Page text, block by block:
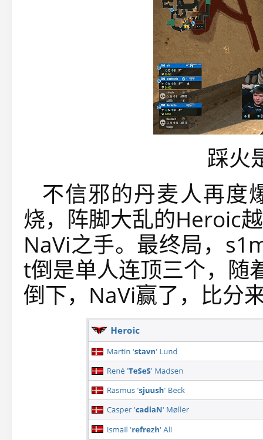
踩火
不信邪的丹麦人再度
烧，阵脚大乱的Heroic
NaVi之手。最终局，
t倒是单人连顶三个，随
倒下，NaVi赢了，比分